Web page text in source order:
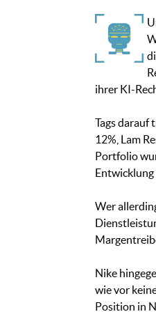
ihrer KI-
Tags darauf
12%, Lam
Portfolio
Wer
Nike
wie vor
Position in